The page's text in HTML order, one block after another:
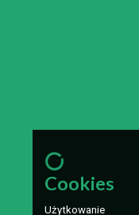
Cookies
Użytkowanie